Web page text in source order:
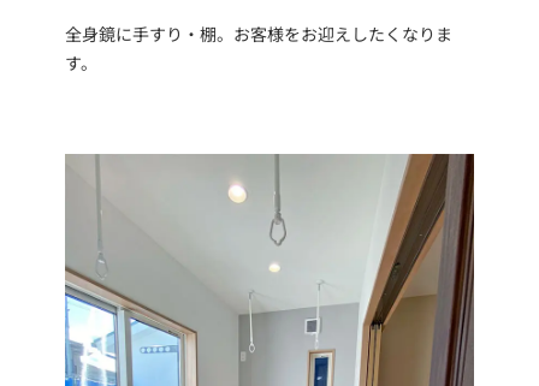
全身鏡に手すり・棚。お客様をお迎えしたくなりま
す。